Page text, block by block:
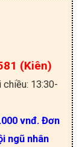
(Kiên)
chiều: 13:30-
vnđ. Đơn
ngũ nhân